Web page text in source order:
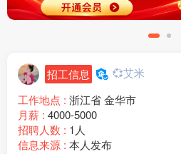
招工信息 💞艾米
工作地点 : 浙江省 金华市
月薪 : 4000-5000
招聘人数 : 1人
信息来源 : 本人发布